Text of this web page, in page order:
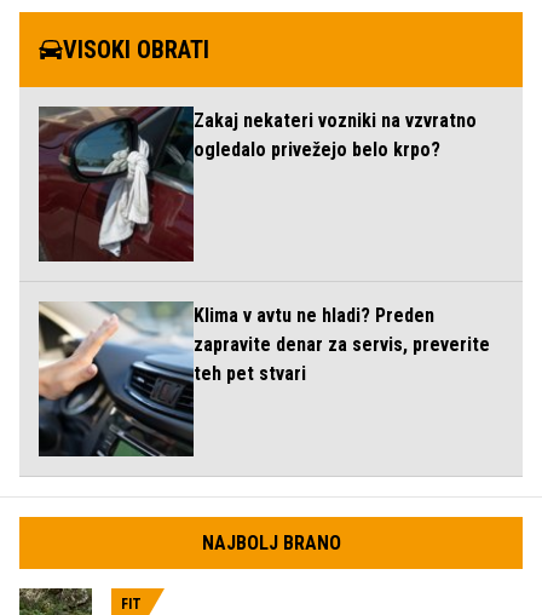
VISOKI OBRATI
Zakaj nekateri vozniki na vzvratno
ogledalo privežejo belo krpo?
Klima v avtu ne hladi? Preden
zapravite denar za servis, preverite
teh pet stvari
NAJBOLJ BRANO
FIT